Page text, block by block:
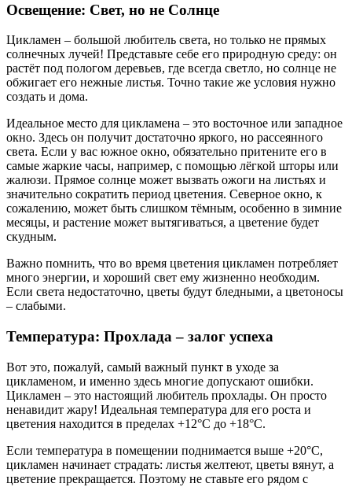
Освещение: Свет, но не Солнце
Цикламен – большой любитель света, но только не прямых
солнечных лучей! Представьте себе его природную среду: он
растёт под пологом деревьев, где всегда светло, но солнце не
обжигает его нежные листья. Точно такие же условия нужно
создать и дома.
Идеальное место для цикламена – это восточное или западное
окно. Здесь он получит достаточно яркого, но рассеянного
света. Если у вас южное окно, обязательно притените его в
самые жаркие часы, например, с помощью лёгкой шторы или
жалюзи. Прямое солнце может вызвать ожоги на листьях и
значительно сократить период цветения. Северное окно, к
сожалению, может быть слишком тёмным, особенно в зимние
месяцы, и растение может вытягиваться, а цветение будет
скудным.
Важно помнить, что во время цветения цикламен потребляет
много энергии, и хороший свет ему жизненно необходим.
Если света недостаточно, цветы будут бледными, а цветоносы
– слабыми.
Температура: Прохлада – залог успеха
Вот это, пожалуй, самый важный пункт в уходе за
цикламеном, и именно здесь многие допускают ошибки.
Цикламен – это настоящий любитель прохлады. Он просто
ненавидит жару! Идеальная температура для его роста и
цветения находится в пределах +12°C до +18°C.
Если температура в помещении поднимается выше +20°C,
цикламен начинает страдать: листья желтеют, цветы вянут, а
цветение прекращается. Поэтому не ставьте его рядом с